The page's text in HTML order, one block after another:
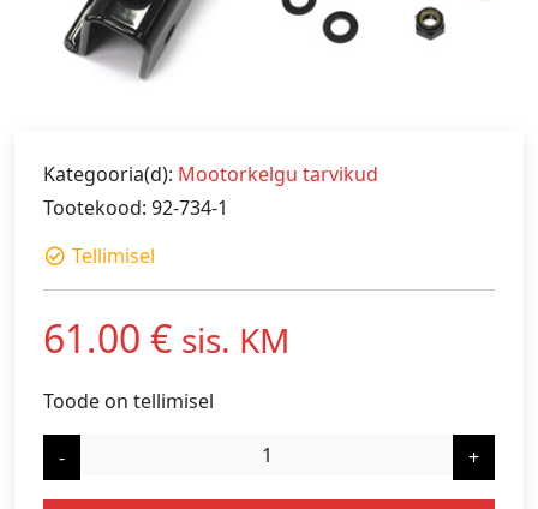
Kategooria(d): Mootorkelgu tarvikud
Tootekood: 92-734-1
Tellimisel
61.00 € sis. KM
Toode on tellimisel
- +